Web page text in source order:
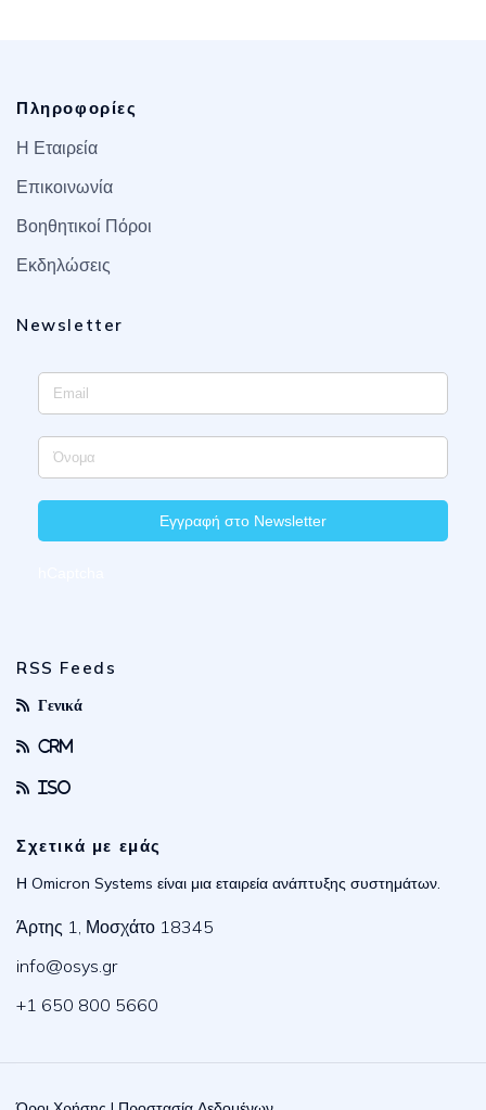
Πληροφορίες
Η Εταιρεία
Επικοινωνία
Βοηθητικοί Πόροι
Εκδηλώσεις
Newsletter
Εγγραφή στο Newsletter
RSS Feeds
Γενικά
CRM
ISO
Σχετικά με εμάς
Η Omicron Systems είναι μια εταιρεία ανάπτυξης συστημάτων.
Άρτης 1, Μοσχάτο 18345
info@osys.gr
+1 650 800 5660